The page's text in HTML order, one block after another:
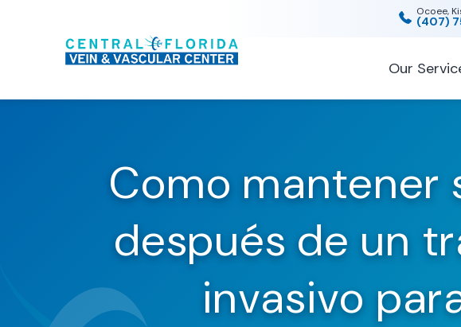
Ocoee,
(407)
Our
Como mantener
después de un
invasivo